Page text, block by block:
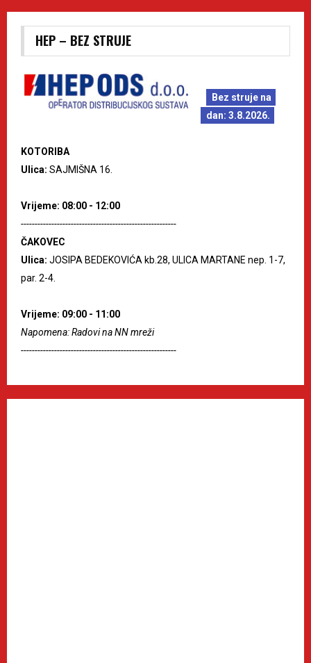
HEP – BEZ STRUJE
Bez struje na
dan: 3.8.2026.
KOTORIBA
Ulica: SAJMIŠNA 16.
Vrijeme: 08:00 - 12:00
--------------------------------------------------------
ČAKOVEC
Ulica: JOSIPA BEDEKOVIĆA kb.28, ULICA MARTANE nep. 1-7,
par. 2-4.
Vrijeme: 09:00 - 11:00
Napomena: Radovi na NN mreži
--------------------------------------------------------